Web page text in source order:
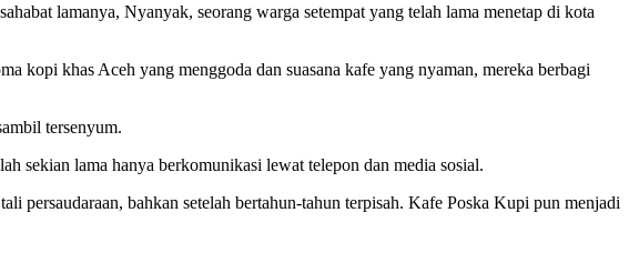
lamanya, Nyanyak, seorang warga setempat yang telah lama menetap di kota
kopi khas Aceh yang menggoda dan suasana kafe yang nyaman, mereka berbagi
tersenyum.
sekian lama hanya berkomunikasi lewat telepon dan media sosial.
persaudaraan, bahkan setelah bertahun-tahun terpisah. Kafe Poska Kupi pun menjadi